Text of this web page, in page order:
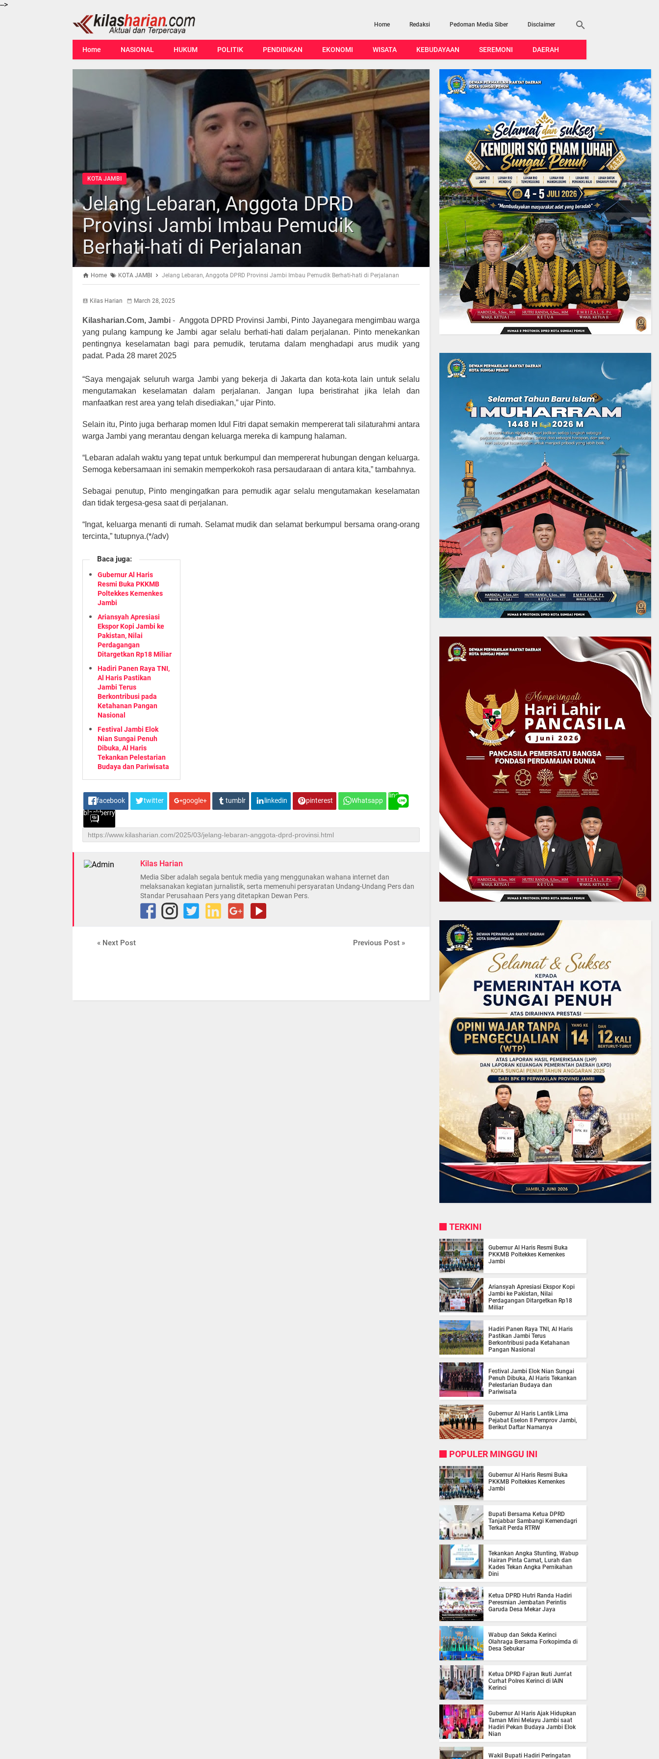
-->
Home Redaksi Pedoman Media Siber Disclaimer
Home NASIONAL HUKUM POLITIK PENDIDIKAN EKONOMI WISATA KEBUDAYAAN SEREMONI DAERAH
KOTA JAMBI
Jelang Lebaran, Anggota DPRD
Provinsi Jambi Imbau Pemudik
Berhati-hati di Perjalanan
Home KOTA JAMBI Jelang Lebaran, Anggota DPRD Provinsi Jambi Imbau Pemudik Berhati-hati di Perjalanan
Kilas Harian March 28, 2025
Kilasharian.Com, Jambi - Anggota DPRD Provinsi Jambi, Pinto Jayanegara mengimbau warga
yang pulang kampung ke Jambi agar selalu berhati-hati dalam perjalanan. Pinto menekankan
pentingnya keselamatan bagi para pemudik, terutama dalam menghadapi arus mudik yang
padat. Pada 28 maret 2025
“Saya mengajak seluruh warga Jambi yang bekerja di Jakarta dan kota-kota lain untuk selalu
mengutamakan keselamatan dalam perjalanan. Jangan lupa beristirahat jika lelah dan
manfaatkan rest area yang telah disediakan,” ujar Pinto.
Selain itu, Pinto juga berharap momen Idul Fitri dapat semakin mempererat tali silaturahmi antara
warga Jambi yang merantau dengan keluarga mereka di kampung halaman.
“Lebaran adalah waktu yang tepat untuk berkumpul dan mempererat hubungan dengan keluarga.
Semoga kebersamaan ini semakin memperkokoh rasa persaudaraan di antara kita,” tambahnya.
Sebagai penutup, Pinto mengingatkan para pemudik agar selalu mengutamakan keselamatan
dan tidak tergesa-gesa saat di perjalanan.
“Ingat, keluarga menanti di rumah. Selamat mudik dan selamat berkumpul bersama orang-orang
tercinta,” tutupnya.(*/adv)
Baca juga:
Gubernur Al Haris
Resmi Buka PKKMB
Poltekkes Kemenkes
Jambi
Ariansyah Apresiasi
Ekspor Kopi Jambi ke
Pakistan, Nilai
Perdagangan
Ditargetkan Rp18 Miliar
Hadiri Panen Raya TNI,
Al Haris Pastikan
Jambi Terus
Berkontribusi pada
Ketahanan Pangan
Nasional
Festival Jambi Elok
Nian Sungai Penuh
Dibuka, Al Haris
Tekankan Pelestarian
Budaya dan Pariwisata
facebook twitter google+ tumblr linkedin pinterest Whatsapp
line
blackberry
Kilas Harian
Media Siber adalah segala bentuk media yang menggunakan wahana internet dan
melaksanakan kegiatan jurnalistik, serta memenuhi persyaratan Undang-Undang Pers dan
Standar Perusahaan Pers yang ditetapkan Dewan Pers.
« Next Post Previous Post »
TERKINI
Gubernur Al Haris Resmi Buka
PKKMB Poltekkes Kemenkes
Jambi
Ariansyah Apresiasi Ekspor Kopi
Jambi ke Pakistan, Nilai
Perdagangan Ditargetkan Rp18
Miliar
Hadiri Panen Raya TNI, Al Haris
Pastikan Jambi Terus
Berkontribusi pada Ketahanan
Pangan Nasional
Festival Jambi Elok Nian Sungai
Penuh Dibuka, Al Haris Tekankan
Pelestarian Budaya dan
Pariwisata
Gubernur Al Haris Lantik Lima
Pejabat Eselon II Pemprov Jambi,
Berikut Daftar Namanya
POPULER MINGGU INI
Gubernur Al Haris Resmi Buka
PKKMB Poltekkes Kemenkes
Jambi
Bupati Bersama Ketua DPRD
Tanjabbar Sambangi Kemendagri
Terkait Perda RTRW
Tekankan Angka Stunting, Wabup
Hairan Pinta Camat, Lurah dan
Kades Tekan Angka Pernikahan
Dini
Ketua DPRD Hutri Randa Hadiri
Peresmian Jembatan Perintis
Garuda Desa Mekar Jaya
Wabup dan Sekda Kerinci
Olahraga Bersama Forkopimda di
Desa Sebukar
Ketua DPRD Fajran Ikuti Jum’at
Curhat Polres Kerinci di IAIN
Kerinci
Gubernur Al Haris Ajak Hidupkan
Taman Mini Melayu Jambi saat
Hadiri Pekan Budaya Jambi Elok
Nian
Wakil Bupati Hadiri Peringatan